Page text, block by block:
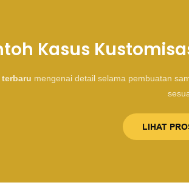
Kasus
mengenai detail selama pembuatan
LIHAT